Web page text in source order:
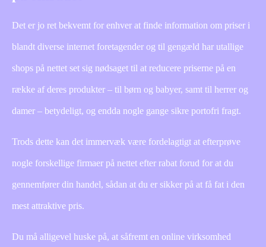
Det er jo ret bekvemt for enhver at finde information om priser i
blandt diverse internet foretagender og til gengæld har utallige
shops på nettet set sig nødsaget til at reducere priserne på en
række af deres produkter – til børn og babyer, samt til herrer og
damer – betydeligt, og endda nogle gange sikre portofri fragt.
Trods dette kan det immervæk være fordelagtigt at efterprøve
nogle forskellige firmaer på nettet efter rabat forud for at du
gennemfører din handel, sådan at du er sikker på at få fat i den
mest attraktive pris.
Du må alligevel huske på, at såfremt en online virksomhed